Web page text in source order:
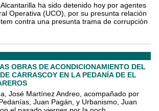
ha sido detenido hoy por agentes
Operativa (UCO), por su presunta relación
contra una presunta trama de corrupción
OBRAS DE ACONDICIONAMIENTO DEL
CARRASCOY EN LA PEDANÍA DE EL
José Martínez Andreo, acompañado por
Juan Pagán, y Urbanismo, Juan